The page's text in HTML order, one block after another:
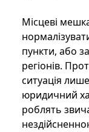
Місцеві
пункти, або
регіонів.
ситуація
юридичний
роблять